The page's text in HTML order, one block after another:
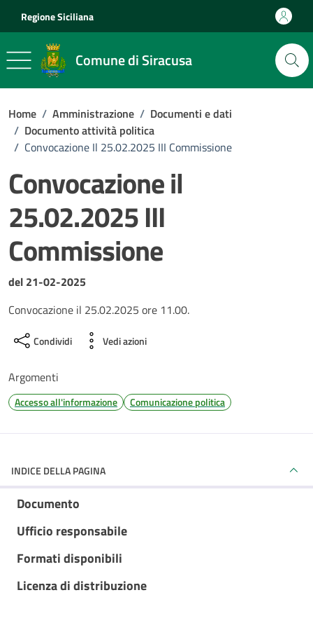
Regione Siciliana
Comune di Siracusa
Home / Amministrazione / Documenti e dati
/ Documento attività politica
/ Convocazione Il 25.02.2025 III Commissione
Convocazione il
25.02.2025 III
Commissione
Dettagli del documento
del 21-02-2025
Convocazione il 25.02.2025 ore 11.00.
Condividi Vedi azioni
Argomenti
Accesso all'informazione Comunicazione politica
INDICE DELLA PAGINA
Documento
Ufficio responsabile
Formati disponibili
Licenza di distribuzione